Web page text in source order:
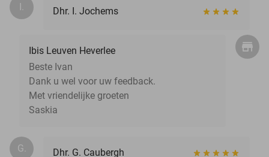
I. Dhr. I. Jochems
Ibis Leuven Heverlee
Beste Ivan
Dank u wel voor uw feedback.
Met vriendelijke groeten
Saskia
G.
Dhr. G. Caubergh